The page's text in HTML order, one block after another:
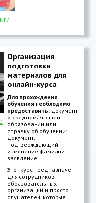
Организация
подготовки
материалов для
онлайн-курса
Для прохождения
обучения необходимо
предоставить: документ
о среднем/высшем
образовании или
справку об обучении;
документ,
подтверждающий
изменение фамилии;
заявление.
Этот курс предназначен
для сотрудников
образовательных
организаций и просто
слушателей, которые